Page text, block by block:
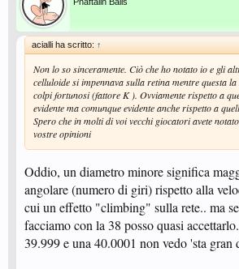
acialli ha scritto: ↑
Non lo so sinceramente. Ciò che ho notato io e gli
celluloide si impennava sulla retina mentre questa
colpi fortunosi (fattore K ). Ovviamente rispetto a
evidente ma comunque evidente anche rispetto a
Spero che in molti di voi vecchi giocatori avete
vostre opinioni
Oddio, un diametro minore significa
angolare (numero di giri) rispetto alla
cui un effetto "climbing" sulla rete.. ma
facciamo con la 38 posso quasi
39.999 e una 40.0001 non vedo 'sta gran